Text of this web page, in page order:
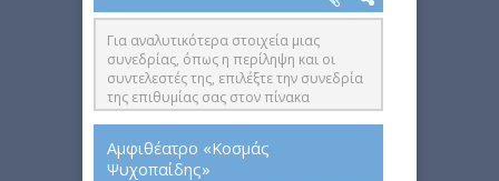
Για αναλυτικότερα στοιχεία μιας
συνεδρίας, όπως η περίληψη και οι
συντελεστές της, επιλέξτε την συνεδρία
της επιθυμίας σας στον πίνακα
συνεδριών στα δεξιά της ιστοσελίδας
Αμφιθέατρο «Κοσμάς
Ψυχοπαίδης»